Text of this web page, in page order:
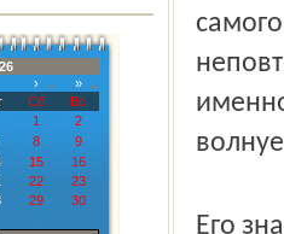
›
»
Сб
Вс
1
2
8
9
15
16
22
23
29
30
Его